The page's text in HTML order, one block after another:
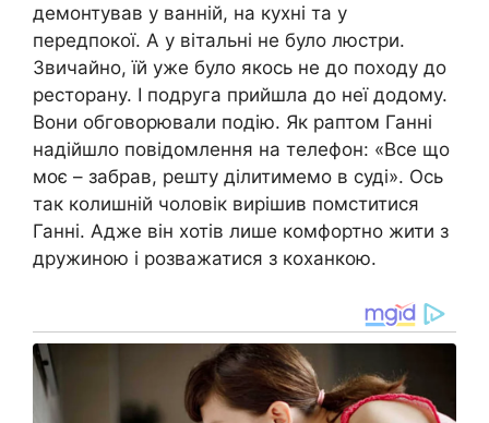
демонтував у ванній, на кухні та у
передпокої. А у вітальні не було люстри.
Звичайно, їй уже було якось не до походу до
ресторану. І подруга прийшла до неї додому.
Вони обговорювали подію. Як раптом Ганні
надійшло повідомлення на телефон: «Все що
моє – забрав, решту ділитимемо в суді». Ось
так колишній чоловік вирішив помститися
Ганні. Адже він хотів лише комфортно жити з
дружиною і розважатися з коханкою.